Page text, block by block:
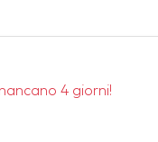
4 giorni!